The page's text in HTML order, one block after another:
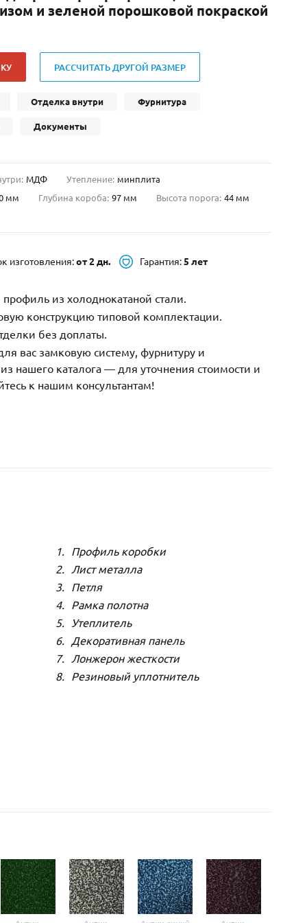
Нестандартные (479)
С фрамугой(265)
С внутренним открыванием(2)
и зеленой порошковой покраской
РАССЧИТАТЬ ДРУГОЙ РАЗМЕР
Отделка внутри Фурнитура
Документы
МДФ Утепление: минплита
мм Глубина короба: 97 мм Высота порога: 44 мм
изготовления:от 2 дн. Гарантия:5 лет
из холоднокатаной стали.
конструкцию типовой комплектации.
без доплаты.
вас замковую систему, фурнитуру и
нашего каталога — для уточнения стоимости и
к нашим консультантам!
Профиль коробки
Лист металла
Петля
Рамка полотна
Утеплитель
Декоративная панель
Лонжерон жесткости
Резиновый уплотнитель